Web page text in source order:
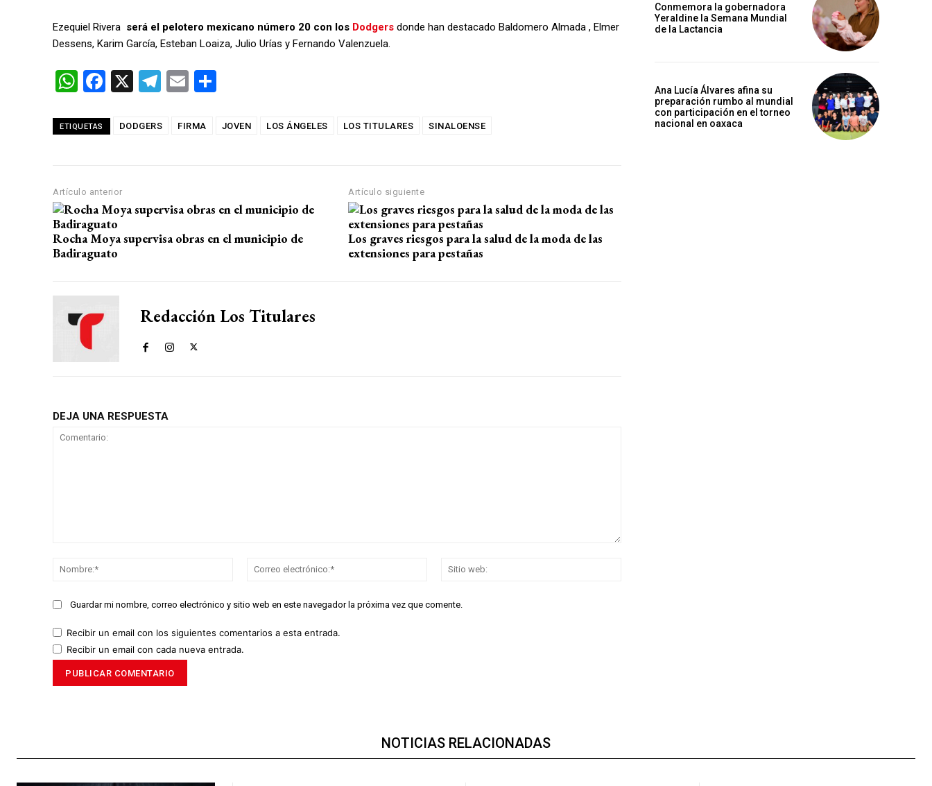
Ezequiel Rivera será el pelotero mexicano número 20 con los Dodgers donde han destacado Baldomero Almada , Elmer
Dessens, Karim García, Esteban Loaiza, Julio Urías y Fernando Valenzuela.
W
at
p
p
F
ce
o
k
X
T
e
E
ail
m
ETIQUETAS DODGERS FIRMA JOVEN LOS ÁNGELES LOS TITULARES SINALOENSE
Artículo anterior
Rocha Moya supervisa obras en el municipio de
Badiraguato
Artículo siguiente
Los graves riesgos para la salud de la moda de las
extensiones para pestañas
Redacción Los Titulares
DEJA UNA RESPUESTA
Nombre:*
Correo
Guardar mi nombre, correo electrónico y sitio web en este navegador la próxima vez que comente.
Recibir un email con los siguientes comentarios a esta entrada.
Recibir un email con cada nueva entrada.
Conmemora la gobernadora
Yeraldine la Semana Mundial
de la Lactancia
Ana Lucía Álvares afina su
preparación rumbo al mundial
con participación en el torneo
nacional en oaxaca
NOTICIAS RELACIONADAS